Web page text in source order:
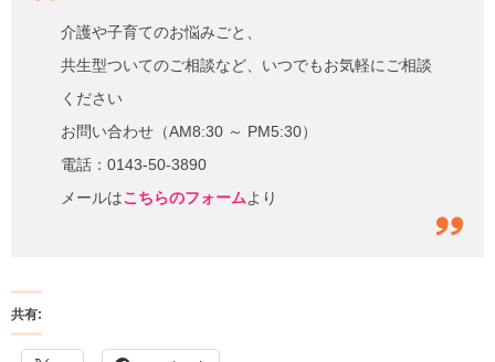
介護や子育てのお悩みごと、
共生型ついてのご相談など、いつでもお気軽にご相談
ください
お問い合わせ（AM8:30 ～ PM5:30）
電話：0143-50-3890
メールはこちらのフォームより
共有: